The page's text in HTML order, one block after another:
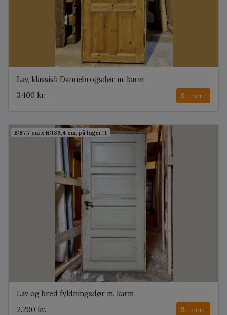
Lav, klassisk Dannebrogsdør m. karm
3.400 kr.
Se mere
B:87,7 cm x H:189,4 cm, på lager: 1
Lav og bred fyldningsdør m. karm
2.200 kr.
Se mere